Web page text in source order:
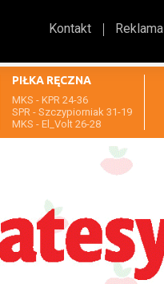
Kontakt Reklama
PIŁKA RĘCZNA
MKS - KPR 24-36
SPR - Szczypiorniak 31-19
MKS - El_Volt 26-28